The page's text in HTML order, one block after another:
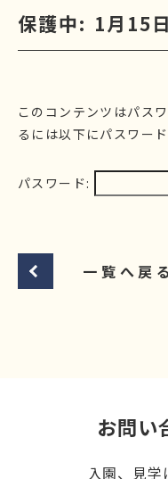
保護中: 1月15
このコンテンツはパス
るには以下にパスワー
パスワード:
一覧へ戻る
お問い
入園、見学